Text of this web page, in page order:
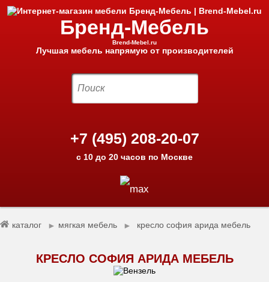
Бренд-Мебель
Brend-Mebel.ru
Лучшая мебель напрямую от производителей
+7 (495) 208-20-07
с 10 до 20 часов по Москве
каталог ► мягкая мебель ► кресло софия арида мебель
КРЕСЛО СОФИЯ АРИДА МЕБЕЛЬ